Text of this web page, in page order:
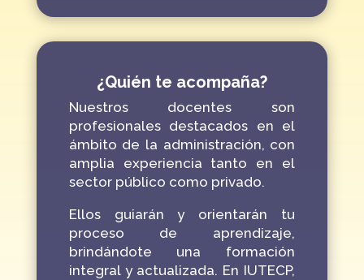
¿Quién te acompaña?
Nuestros docentes son
profesionales destacados en el
ámbito de la administración, con
amplia experiencia tanto en el
sector público como privado.
Ellos guiarán y orientarán tu
proceso de aprendizaje,
brindándote una formación
integral y actualizada. En IUTECP,